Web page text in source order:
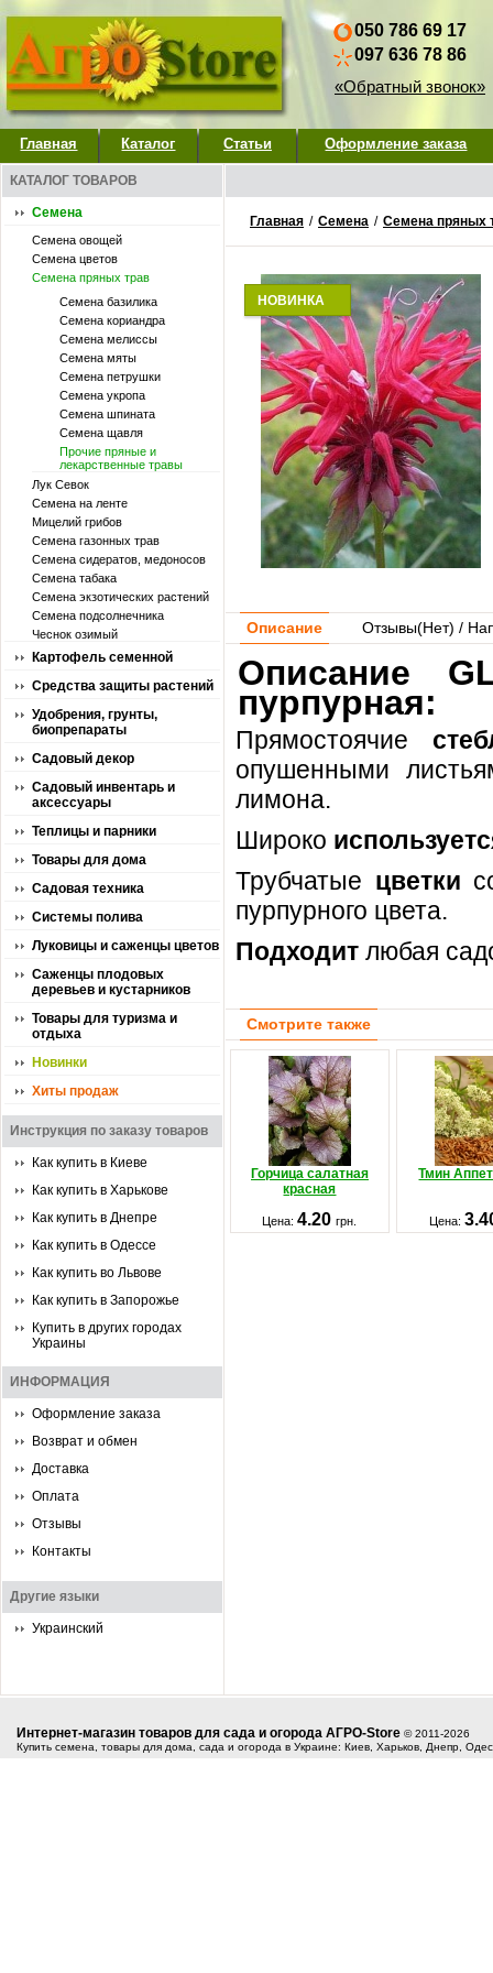
050 786 69 17
097 636 78 86
«Обратный звонок»
Главная Каталог Статьи Оформление заказа
КАТАЛОГ ТОВАРОВ
Семена
Семена овощей
Семена цветов
Семена пряных трав
Семена базилика
Семена кориандра
Семена мелиссы
Семена мяты
Семена петрушки
Семена укропа
Семена шпината
Семена щавля
Прочие пряные и
лекарственные травы
Лук Севок
Семена на ленте
Мицелий грибов
Семена газонных трав
Семена сидератов, медоносов
Семена табака
Семена экзотических растений
Семена подсолнечника
Чеснок озимый
Картофель семенной
Средства защиты растений
Удобрения, грунты,
биопрепараты
Садовый декор
Садовый инвентарь и
аксессуары
Теплицы и парники
Товары для дома
Садовая техника
Системы полива
Луковицы и саженцы цветов
Саженцы плодовых
деревьев и кустарников
Товары для туризма и
отдыха
Новинки
Хиты продаж
Инструкция по заказу товаров
Как купить в Киеве
Как купить в Харькове
Как купить в Днепре
Как купить в Одессе
Как купить во Львове
Как купить в Запорожье
Купить в других городах
Украины
ИНФОРМАЦИЯ
Оформление заказа
Возврат и обмен
Доставка
Оплата
Отзывы
Контакты
Другие языки
Украинский
Главная / Семена / Семена пряных
НОВИНКА
Описание Отзывы(Нет) /
Описание
пурпурная:
Прямостоячие
опушенными
лимона.
Широко
Трубчатые цветки
пурпурного цвета.
Подходит любая
Смотрите также
Горчица салатная
красная
Тмин
Цена:4.20грн. Цена:
Интернет-магазин товаров для сада и огорода АГРО-Store © 2011-2026
Купить семена, товары для дома, сада и огорода в Украине: Киев, Харьков, Днепр,